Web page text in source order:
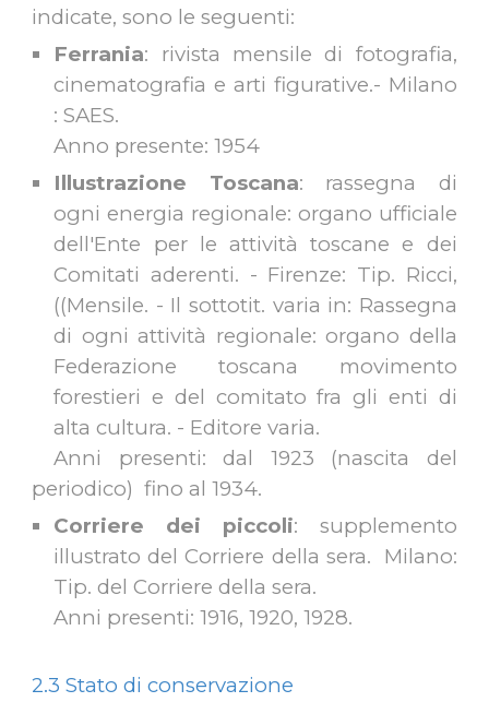
indicate, sono le seguenti:
Ferrania: rivista mensile di fotografia,
cinematografia e arti figurative.- Milano
: SAES.
Anno presente: 1954
Illustrazione Toscana: rassegna di
ogni energia regionale: organo ufficiale
dell'Ente per le attività toscane e dei
Comitati aderenti. - Firenze: Tip. Ricci,
((Mensile. - Il sottotit. varia in: Rassegna
di ogni attività regionale: organo della
Federazione toscana movimento
forestieri e del comitato fra gli enti di
alta cultura. - Editore varia.
Anni presenti: dal 1923 (nascita del
periodico) fino al 1934.
Corriere dei piccoli: supplemento
illustrato del Corriere della sera. Milano:
Tip. del Corriere della sera.
Anni presenti: 1916, 1920, 1928.
2.3 Stato di conservazione